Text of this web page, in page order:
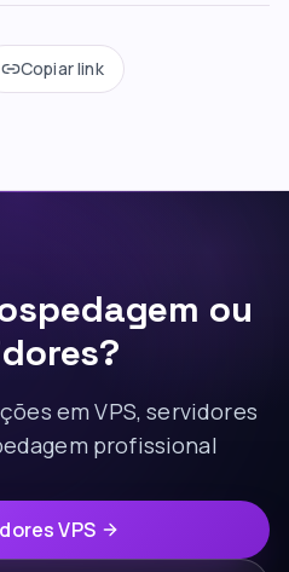
Copiar link
ou
em VPS, servidores
profissional
VPS